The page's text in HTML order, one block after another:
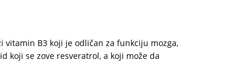
vitamin B3 koji je odličan za funkciju mozga,
koji se zove resveratrol, a koji može da